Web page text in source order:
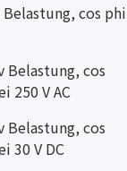
Belastung, cos phi
Belastung, cos
250 V AC
Belastung, cos
30 V DC